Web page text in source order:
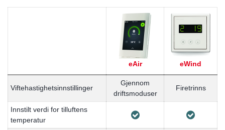
eAir eWind
Viftehastighetsinnstillinger
Gjennom
driftsmoduser
Firetrinns
Innstilt verdi for tilluftens
temperatur